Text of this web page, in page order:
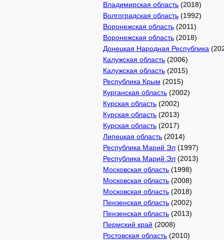
Владимирская область (2018)
Волгоградская область (1992)
Воронежская область (2011)
Воронежская область (2018)
Донецкая Народная Республика
Калужская область (2006)
Калужская область (2015)
Республика Крым (2015)
Курганская область (2002)
Курская область (2002)
Курская область (2013)
Курская область (2017)
Липецкая область (2014)
Республика Марий Эл (1997)
Республика Марий Эл (2013)
Московская область (1998)
Московская область (2008)
Московская область (2018)
Пензенская область (2002)
Пензенская область (2013)
Пермский край (2008)
Ростовская область (2010)